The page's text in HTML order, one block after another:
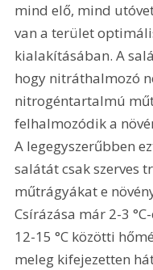
mind elő, mind
van a terület
kialakításában. A
hogy nitráthalmozó
nitrogéntartalmú
felhalmozódik a
A legegyszerűbben
salátát csak szerves
műtrágyákat e
Csírázása már 2-3
12-15 °C közötti
meleg kifejezetten